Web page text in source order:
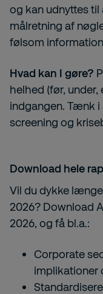
og kan udnyttes
målretning af
følsom
Hvad kan I gøre?
helhed (før,
indgangen. Tænk
screening og
Download hele
Vil du dykke
2026? Download
2026, og få bl.a.:
Corporate
implikationer